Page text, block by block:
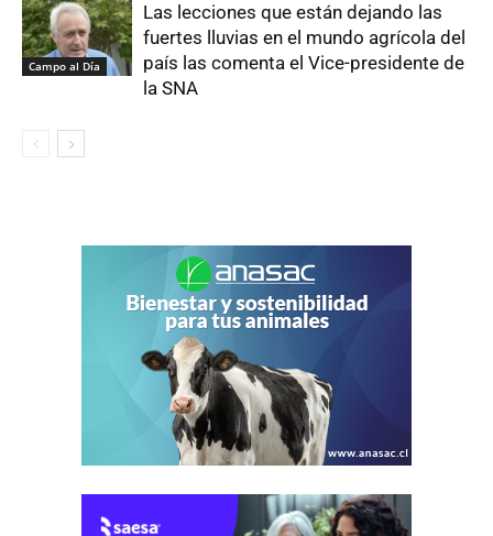
Campo al Día
Las lecciones que están dejando las
fuertes lluvias en el mundo agrícola del
país las comenta el Vice-presidente de
la SNA